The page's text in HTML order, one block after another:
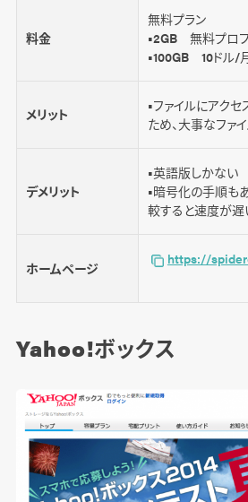
料金
無料プラン
■2GB 無料プロフ
■100GB 10ドル/
メリット
■ファイルにアク
ため、大事なファ
デメリット
■英語版しかない
■暗号化の手順も
較すると速度が遅
ホームページ
https://
Yahoo!ボックス